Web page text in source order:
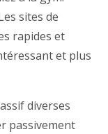
sites de
rapides et
et plus
diverses
passivement